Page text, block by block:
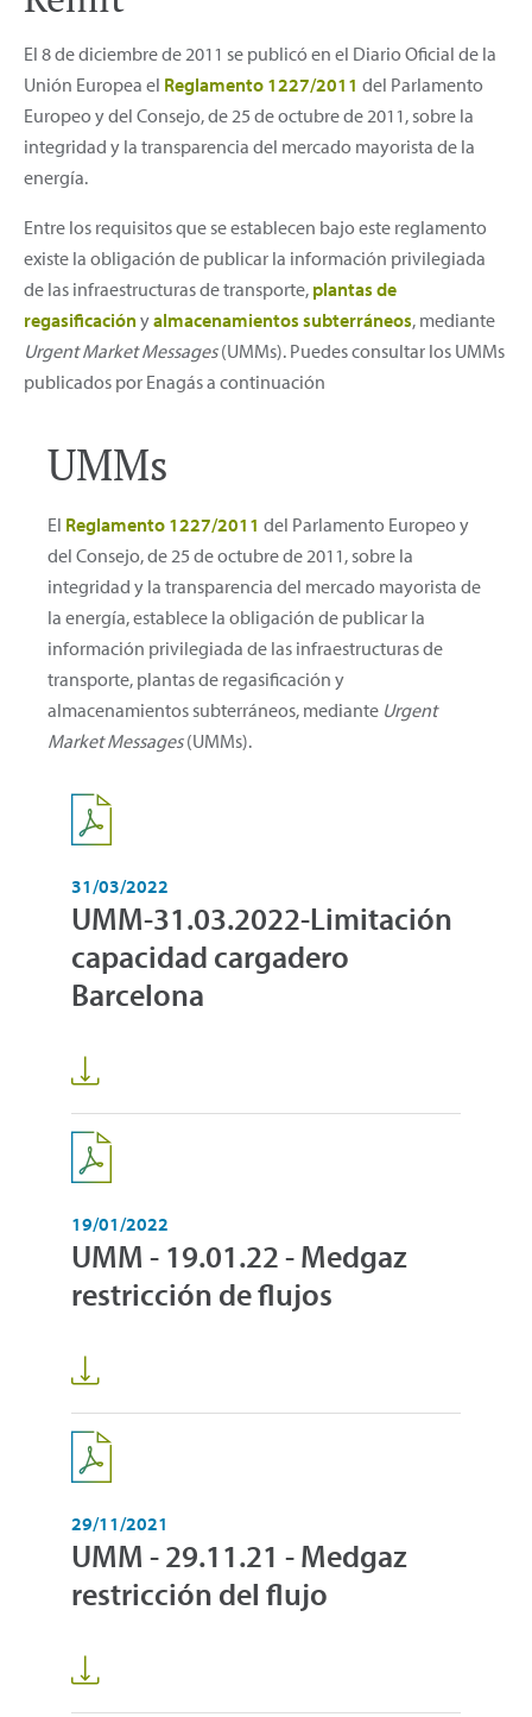
El 8 de diciembre de 2011 se publicó en el Diario Oficial de la
Unión Europea el Reglamento 1227/2011 del Parlamento
Europeo y del Consejo, de 25 de octubre de 2011, sobre la
integridad y la transparencia del mercado mayorista de la
energía.
Entre los requisitos que se establecen bajo este reglamento
existe la obligación de publicar la información privilegiada
de las infraestructuras de transporte, plantas de
regasificaciónyalmacenamientos subterráneos, mediante
Urgent Market Messages(UMMs). Puedes consultar los UMMs
publicados por Enagás a continuación
UMMs
El Reglamento 1227/2011 del Parlamento Europeo y
del Consejo, de 25 de octubre de 2011, sobre la
integridad y la transparencia del mercado mayorista de
la energía, establece la obligación de publicar la
información privilegiada de las infraestructuras de
transporte, plantas de regasificación y
almacenamientos subterráneos, mediante Urgent
Market Messages(UMMs).
31/03/2022
UMM-31.03.2022-Limitación
capacidad cargadero
Barcelona
19/01/2022
UMM - 19.01.22 - Medgaz
restricción de flujos
29/11/2021
UMM - 29.11.21 - Medgaz
restricción del flujo